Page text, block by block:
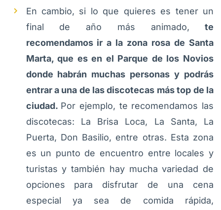
En cambio, si lo que quieres es tener un
final de año más animado, te
recomendamos ir a la zona rosa de Santa
Marta, que es en el Parque de los Novios
donde habrán muchas personas y podrás
entrar a una de las discotecas más top de la
ciudad. Por ejemplo, te recomendamos las
discotecas: La Brisa Loca, La Santa, La
Puerta, Don Basilio, entre otras. Esta zona
es un punto de encuentro entre locales y
turistas y también hay mucha variedad de
opciones para disfrutar de una cena
especial ya sea de comida rápida,